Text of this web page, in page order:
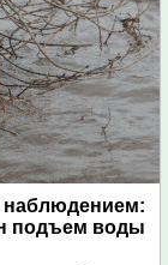
наблюдением:
подъем воды